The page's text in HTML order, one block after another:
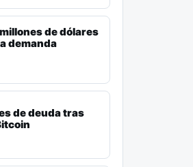
de dólares
demanda
de deuda tras